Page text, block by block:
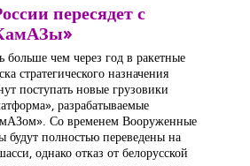
пересядет с
больше чем через год в ракетные
стратегического назначения
поступать новые грузовики
разрабатываемые
Со временем Вооруженные
будут полностью переведены на
однако отказ от белорусской